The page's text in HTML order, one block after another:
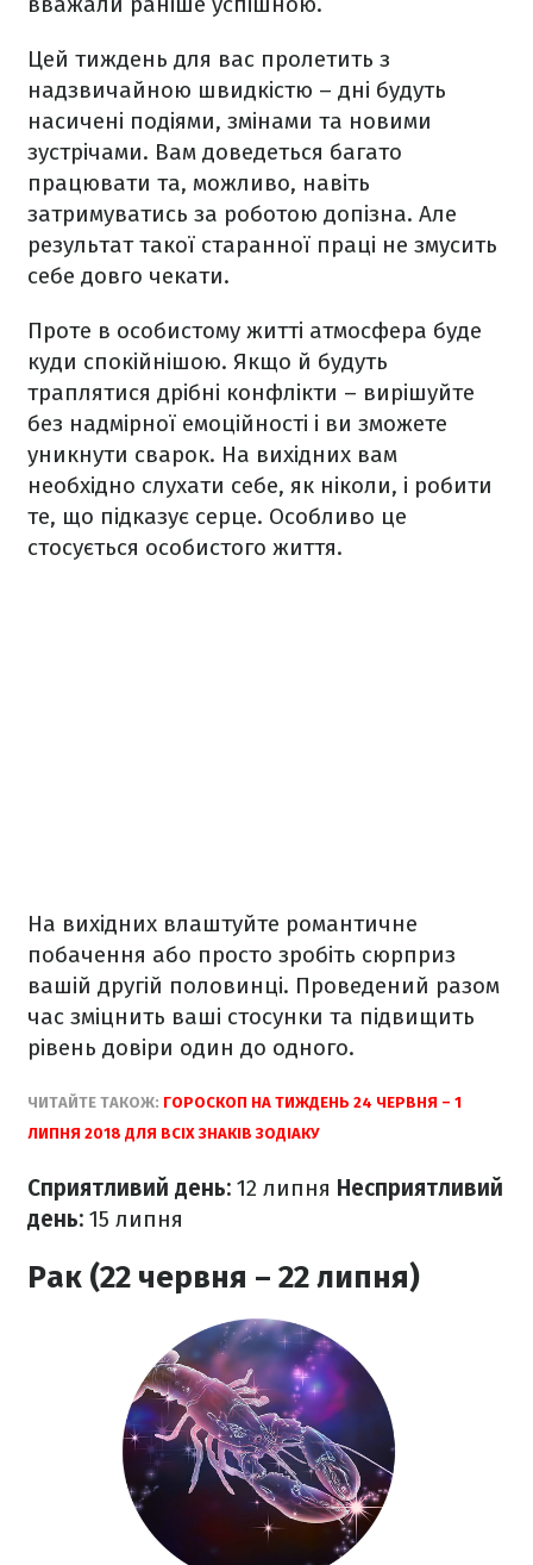
Цей тиждень для вас пролетить з
надзвичайною швидкістю – дні будуть
насичені подіями, змінами та новими
зустрічами. Вам доведеться багато
працювати та, можливо, навіть
затримуватись за роботою допізна. Але
результат такої старанної праці не змусить
себе довго чекати.
Проте в особистому житті атмосфера буде
куди спокійнішою. Якщо й будуть
траплятися дрібні конфлікти – вирішуйте
без надмірної емоційності і ви зможете
уникнути сварок. На вихідних вам
необхідно слухати себе, як ніколи, і робити
те, що підказує серце. Особливо це
стосується особистого життя.
На вихідних влаштуйте романтичне
побачення або просто зробіть сюрприз
вашій другій половинці. Проведений разом
час зміцнить ваші стосунки та підвищить
рівень довіри один до одного.
ЧИТАЙТЕ ТАКОЖ: ГОРОСКОП НА ТИЖДЕНЬ 24 ЧЕРВНЯ – 1
ЛИПНЯ 2018 ДЛЯ ВСІХ ЗНАКІВ ЗОДІАКУ
Сприятливий день: 12 липня Несприятливий
день: 15 липня
Рак (22 червня – 22 липня)